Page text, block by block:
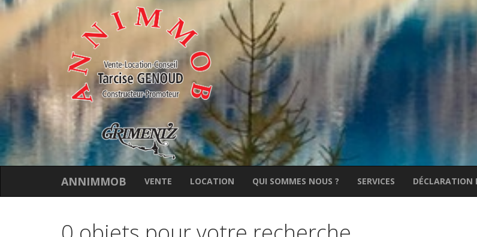
ANNIMMOB VENTE LOCATION QUI SOMMES NOUS ? SERVICES DÉCLARATION